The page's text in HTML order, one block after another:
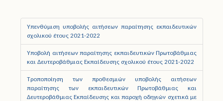
Υπενθύμιση υποβολής αιτήσεων παραίτησης εκπαιδευτικών
σχολικού έτους 2021-2022
Υποβολή αιτήσεων παραίτησης εκπαιδευτικών Πρωτοβάθμιας
και Δευτεροβάθμιας Εκπαίδευσης σχολικού έτους 2021-2022
Τροποποίηση των προθεσμιών υποβολής αιτήσεων
παραίτησης των εκπαιδευτικών Πρωτοβάθμιας και
Δευτεροβάθμιας Εκπαίδευσης και παροχή οδηγιών σχετικά με